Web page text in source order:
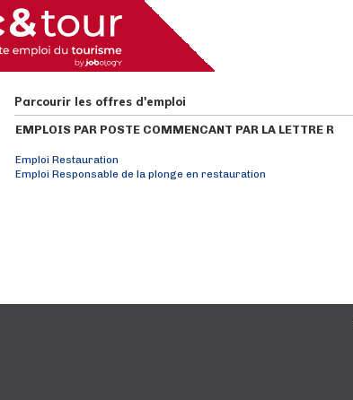
Parcourir les offres d'emploi
EMPLOIS PAR POSTE COMMENCANT PAR LA LETTRE R
Emploi Restauration
Emploi Responsable de la plonge en restauration